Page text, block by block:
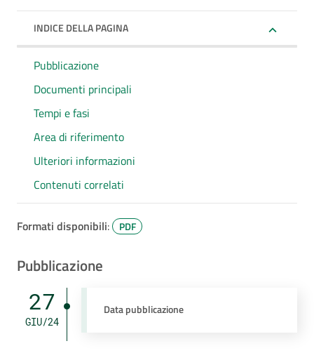
INDICE DELLA PAGINA
Pubblicazione
Documenti principali
Tempi e fasi
Area di riferimento
Ulteriori informazioni
Contenuti correlati
Formati disponibili: PDF
Pubblicazione
27
GIU/24
Data pubblicazione